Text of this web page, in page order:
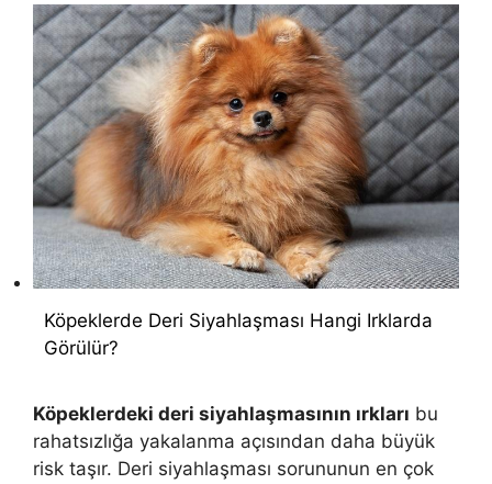
Köpeklerde Deri Siyahlaşması Hangi Irklarda
Görülür?
Köpeklerdeki deri siyahlaşmasının ırkları bu
rahatsızlığa yakalanma açısından daha büyük
risk taşır. Deri siyahlaşması sorununun en çok